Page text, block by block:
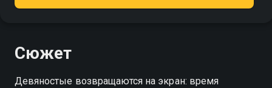
Сюжет
Девяностые возвращаются на экран: время